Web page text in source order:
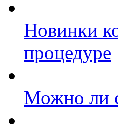
Новинки
процедуре
Можно ли